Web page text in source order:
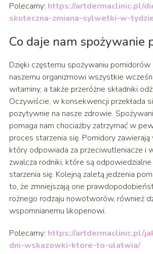
Polecamy: https://artdermaclinic.pl/
skuteczna-zmiana-sylwetki-w-
Co daje nam spożywanie
Dzięki częstemu spożywaniu
naszemu organizmowi wszystkie
witaminy, a także przeróżne składniki
Oczywiście, w konsekwencji przekłada
pozytywnie na nasze zdrowie.
pomaga nam chociażby zatrzymać w
proces starzenia się. Pomidory
który odpowiada za przeciwutleniacze i
zwalcza rodniki, które są
starzenia się. Kolejną zaletą jedzenia
to, że zmniejszają one
rożnego rodzaju nowotworów, również
wspomnianemu likopenowi.
Polecamy: https://artdermaclinic.pl/
dni-wskazowki-ktore-to-ulatwia/